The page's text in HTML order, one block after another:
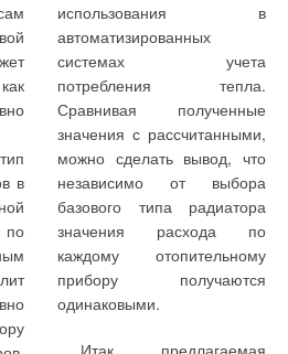
в
использования в
автоматизированных
системах учета
потребления тепла.
Сравнивая полученные
значения с рассчитанными,
можно сделать вывод, что
независимо от выбора
базового типа радиатора
значения расхода по
каждому отопительному
прибору получаются
одинаковыми.
Итак, предлагаемая